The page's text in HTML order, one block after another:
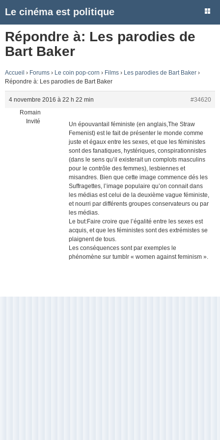
Le cinéma est politique
Répondre à: Les parodies de
Bart Baker
Accueil › Forums › Le coin pop-corn › Films › Les parodies de Bart Baker ›
Répondre à: Les parodies de Bart Baker
4 novembre 2016 à 22 h 22 min
#34620
Romain
Invité
Un épouvantail féministe (en anglais,The Straw
Femenist) est le fait de présenter le monde comme
juste et égaux entre les sexes, et que les féministes
sont des fanatiques, hystériques, conspirationnistes
(dans le sens qu’il existerait un complots masculins
pour le contrôle des femmes), lesbiennes et
misandres. Bien que cette image commence dés les
Suffragettes, l’image populaire qu’on connait dans
les médias est celui de la deuxième vague féministe,
et nourri par différents groupes conservateurs ou par
les médias.
Le but:Faire croire que l’égalité entre les sexes est
acquis, et que les féministes sont des extrémistes se
plaignent de tous.
Les conséquences sont par exemples le
phénomène sur tumblr « women against feminism ».